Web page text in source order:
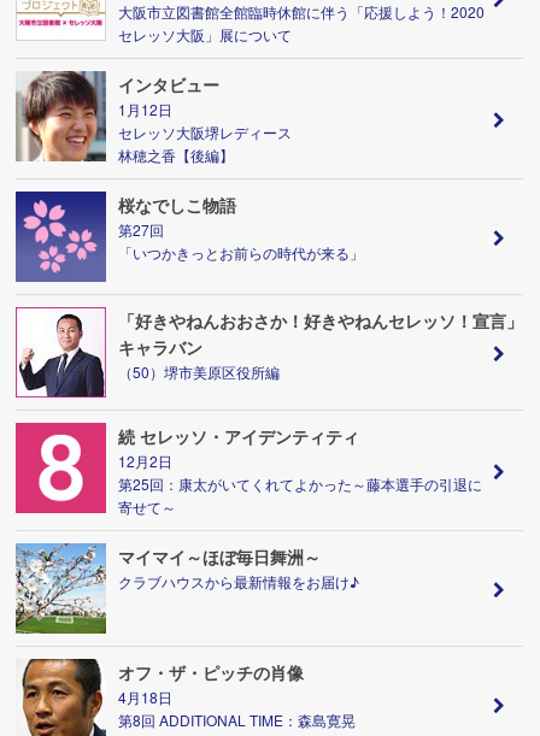
大阪市立図書館全館臨時休館に伴う「応援しよう！2020
セレッソ大阪」展について
インタビュー
1月12日
セレッソ大阪堺レディース
林穂之香【後編】
桜なでしこ物語
第27回
「いつかきっとお前らの時代が来る」
「好きやねんおおさか！好きやねんセレッソ！宣言」
キャラバン
（50）堺市美原区役所編
続 セレッソ・アイデンティティ
12月2日
第25回：康太がいてくれてよかった～藤本選手の引退に
寄せて～
マイマイ～ほぼ毎日舞洲～
クラブハウスから最新情報をお届け♪
オフ・ザ・ピッチの肖像
4月18日
第8回 ADDITIONAL TIME：森島寛晃